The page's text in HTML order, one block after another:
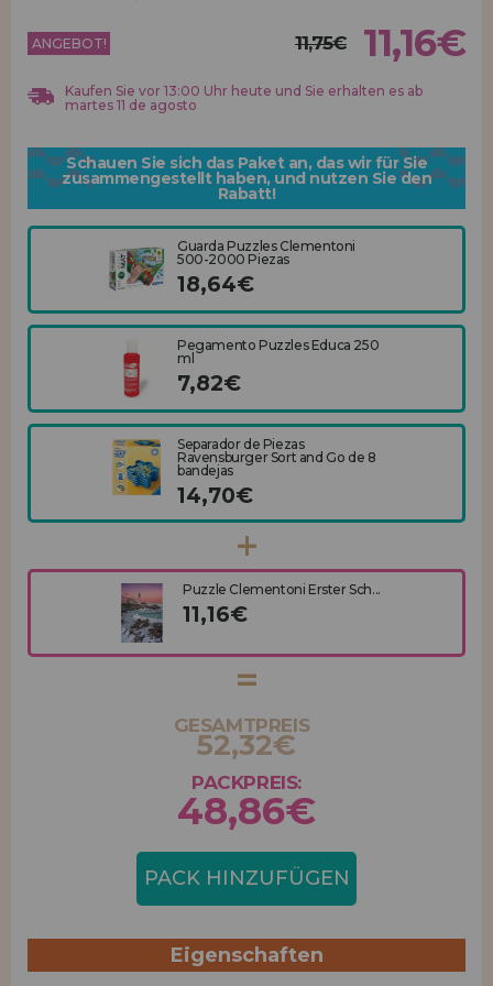
HÄNDLERREGISTRIERUNG
ANGEBOT! 11,75€ 11,16€
Kaufen Sie vor 13:00 Uhr heute und Sie erhalten es ab
martes 11 de agosto
Schauen Sie sich das Paket an, das wir für Sie
zusammengestellt haben, und nutzen Sie den
Rabatt!
Guarda Puzzles Clementoni
500-2000 Piezas
18,64€
Pegamento Puzzles Educa 250
ml
7,82€
Separador de Piezas
Ravensburger Sort and Go de 8
bandejas
14,70€
Puzzle Clementoni Erster Sch...
11,16€
GESAMTPREIS
52,32€
PACKPREIS:
48,86€
PACK HINZUFÜGEN
Eigenschaften